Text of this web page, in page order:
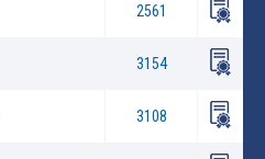
2561
3154
3108